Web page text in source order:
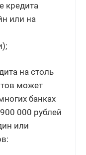
кредита
или на
на столь
может
банках
000 рублей
или